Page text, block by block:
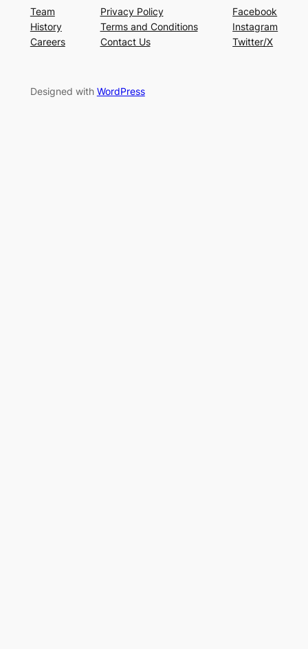
Team
History
Careers
Privacy Policy
Terms and Conditions
Contact Us
Facebook
Instagram
Twitter/X
Designed with WordPress